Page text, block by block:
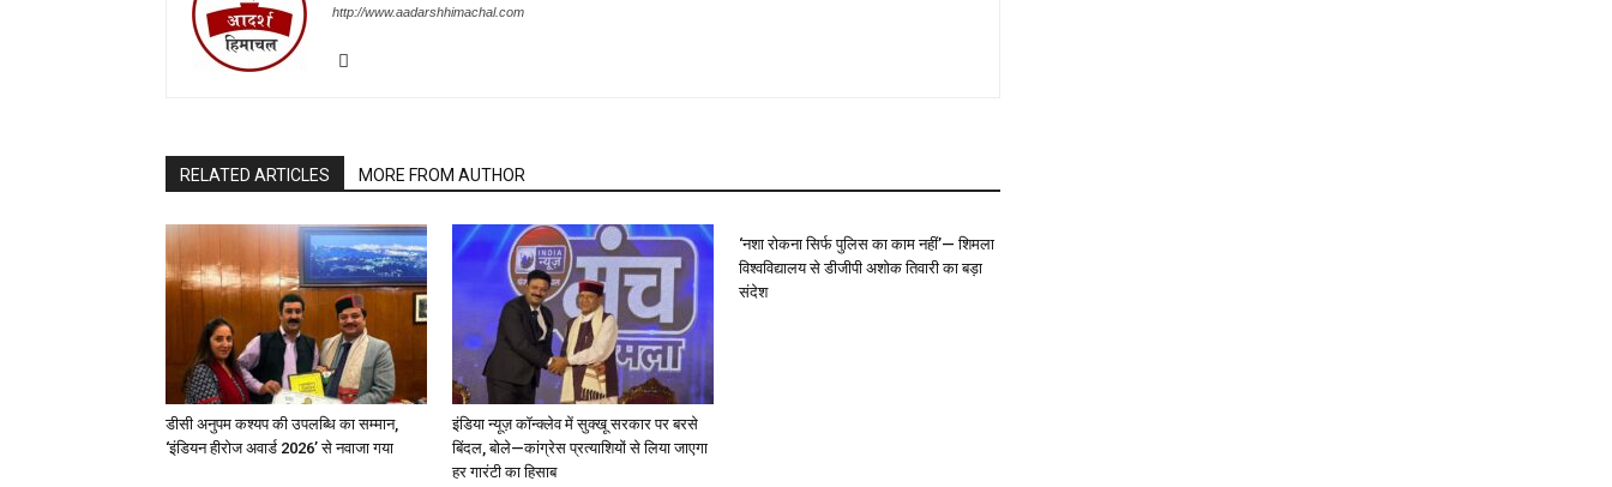
http://www.aadarshhimachal.com
RELATED ARTICLES MORE FROM AUTHOR
डीसी अनुपम कश्यप की उपलब्धि का सम्मान,
‘इंडियन हीरोज अवार्ड 2026’ से नवाजा गया
इंडिया न्यूज़ कॉन्क्लेव में सुक्खू सरकार पर बरसे
बिंदल, बोले—कांग्रेस प्रत्याशियों से लिया जाएगा
हर गारंटी का हिसाब
‘नशा रोकना सिर्फ पुलिस का काम नहीं’— शिमला
विश्वविद्यालय से डीजीपी अशोक तिवारी का बड़ा
संदेश